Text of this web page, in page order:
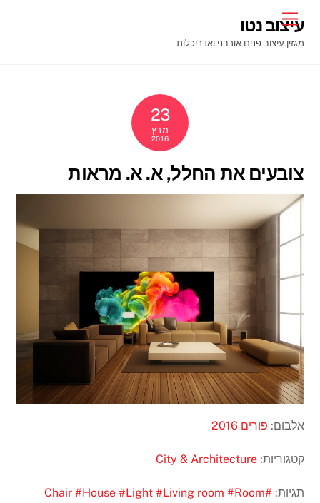
content
Menu
עיצוב נטו
מגזין עיצוב פנים אורבני ואדריכלות
23
מרץ
2016
צובעים את החלל, א. א. מראות
אלבום: פורים 2016
קטגוריות: City & Architecture
תגיות: #Chair
#House #Light #Living room #Room